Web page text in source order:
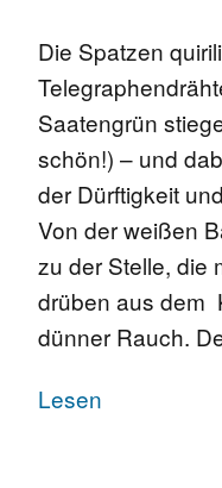
Die Spatzen
Saatengrün
schön!) – und
der Dürftigkeit
Von der weißen
zu der Stelle, die
drüben aus dem
dünner Rauch.
Lesen